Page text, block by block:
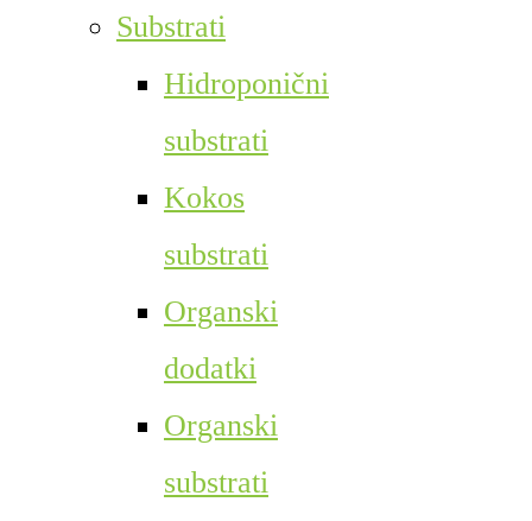
Substrati
Hidroponični
substrati
Kokos
substrati
Organski
dodatki
Organski
substrati